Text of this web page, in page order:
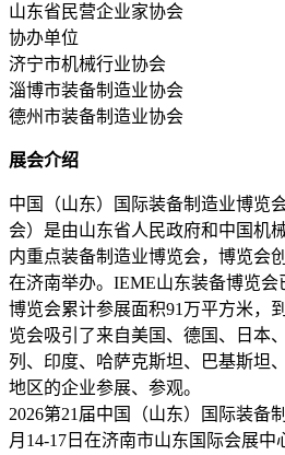
山东省民营企业家协会
协办单位
济宁市机械行业协会
淄博市装备制造业协会
德州市装备制造业协会
展会介绍
中国（山东）国际装备制造业博览
会）是由山东省人民政府和中国机
内重点装备制造业博览会，博览会
在济南举办。IEME山东装备博览会
博览会累计参展面积91万平方米，
览会吸引了来自美国、德国、日本
列、印度、哈萨克斯坦、巴基斯坦
地区的企业参展、参观。
2026第21届中国（山东）国际装备
月14-17日在济南市山东国际会展